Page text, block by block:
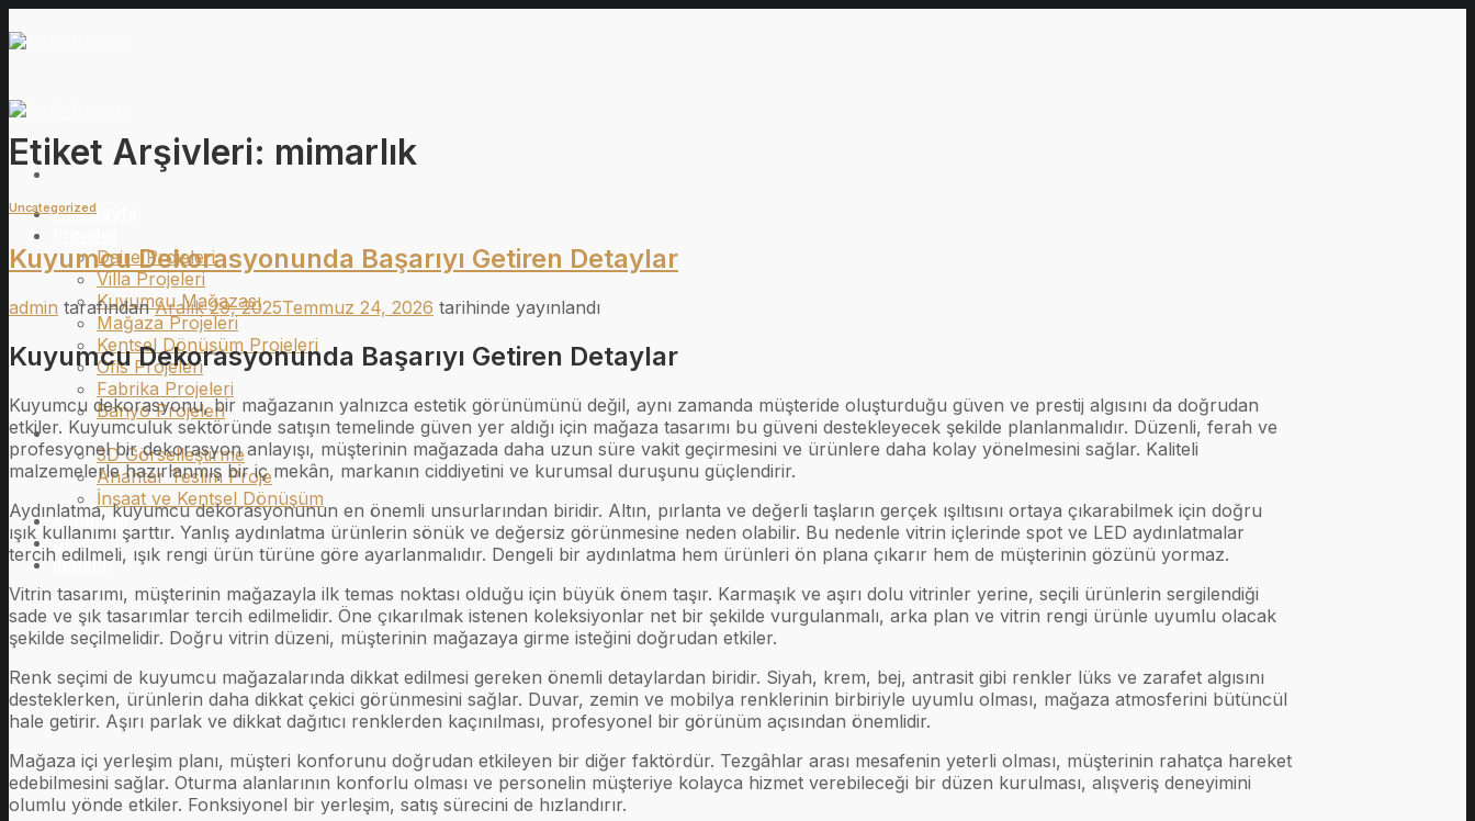
atla
Ana Sayfa
Daire Projeleri
Villa Projeleri
Kuyumcu Mağazası
Mağaza Projeleri
Kentsel Dönüşüm Projeleri
Ofis Projeleri
Fabrika Projeleri
Banyo Projeleri
Hizmetler
3D Görselleştirme
Anahtar Teslim Proje
İnşaat ve Kentsel Dönüşüm
Kurumsal
Blog
İletişim
Etiket Arşivleri: mimarlık
Uncategorized
Kuyumcu Dekorasyonunda Başarıyı Getiren Detaylar
admin tarafından Aralık 29, 2025Temmuz 24, 2026 tarihinde yayınlandı
Kuyumcu Dekorasyonunda Başarıyı Getiren Detaylar
Kuyumcu dekorasyonu, bir mağazanın yalnızca estetik görünümünü değil, aynı zamanda müşteride oluşturduğu güven ve prestij algısını da doğrudan
etkiler. Kuyumculuk sektöründe satışın temelinde güven yer aldığı için mağaza tasarımı bu güveni destekleyecek şekilde planlanmalıdır. Düzenli, ferah ve
profesyonel bir dekorasyon anlayışı, müşterinin mağazada daha uzun süre vakit geçirmesini ve ürünlere daha kolay yönelmesini sağlar. Kaliteli
malzemelerle hazırlanmış bir iç mekân, markanın ciddiyetini ve kurumsal duruşunu güçlendirir.
Aydınlatma, kuyumcu dekorasyonunun en önemli unsurlarından biridir. Altın, pırlanta ve değerli taşların gerçek ışıltısını ortaya çıkarabilmek için doğru
ışık kullanımı şarttır. Yanlış aydınlatma ürünlerin sönük ve değersiz görünmesine neden olabilir. Bu nedenle vitrin içlerinde spot ve LED aydınlatmalar
tercih edilmeli, ışık rengi ürün türüne göre ayarlanmalıdır. Dengeli bir aydınlatma hem ürünleri ön plana çıkarır hem de müşterinin gözünü yormaz.
Vitrin tasarımı, müşterinin mağazayla ilk temas noktası olduğu için büyük önem taşır. Karmaşık ve aşırı dolu vitrinler yerine, seçili ürünlerin sergilendiği
sade ve şık tasarımlar tercih edilmelidir. Öne çıkarılmak istenen koleksiyonlar net bir şekilde vurgulanmalı, arka plan ve vitrin rengi ürünle uyumlu olacak
şekilde seçilmelidir. Doğru vitrin düzeni, müşterinin mağazaya girme isteğini doğrudan etkiler.
Renk seçimi de kuyumcu mağazalarında dikkat edilmesi gereken önemli detaylardan biridir. Siyah, krem, bej, antrasit gibi renkler lüks ve zarafet algısını
desteklerken, ürünlerin daha dikkat çekici görünmesini sağlar. Duvar, zemin ve mobilya renklerinin birbiriyle uyumlu olması, mağaza atmosferini bütüncül
hale getirir. Aşırı parlak ve dikkat dağıtıcı renklerden kaçınılması, profesyonel bir görünüm açısından önemlidir.
Mağaza içi yerleşim planı, müşteri konforunu doğrudan etkileyen bir diğer faktördür. Tezgâhlar arası mesafenin yeterli olması, müşterinin rahatça hareket
edebilmesini sağlar. Oturma alanlarının konforlu olması ve personelin müşteriye kolayca hizmet verebileceği bir düzen kurulması, alışveriş deneyimini
olumlu yönde etkiler. Fonksiyonel bir yerleşim, satış sürecini de hızlandırır.